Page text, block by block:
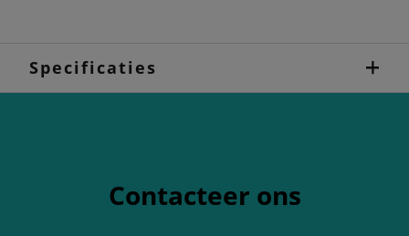
Specificaties
Contacteer ons